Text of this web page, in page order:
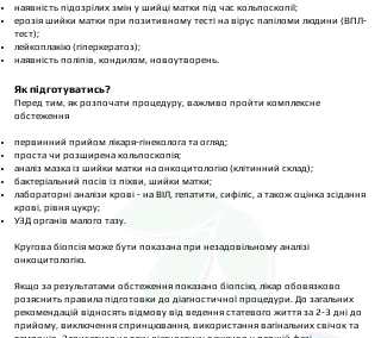
наявність підозрілих змін у шийці матки під час кольпоскопії;
ерозія шийки матки при позитивному тесті на вірус папіломи людини (ВПЛ-
тест);
лейкоплакію (гіперкератоз);
наявність поліпів, кондилом, новоутворень.
Як підготуватись?
Перед тим, як розпочати процедуру, важливо пройти комплексне
обстеження
первинний прийом лікаря-гінеколога та огляд;
проста чи розширена кольпоскопія;
аналіз мазка із шийки матки на онкоцитологію (клітинний склад);
бактеріальний посів із піхви, шийки матки;
лабораторні аналізи крові - на ВІЛ, гепатити, сифіліс, а також оцінка зсідання
крові, рівня цукру;
УЗД органів малого тазу.
Кругова біопсія може бути показана при незадовільному аналізі
онкоцитологію.
Якщо за результатами обстеження показано біопсію, лікар обовязково
розяснить правила підготовки до діагностичної процедури. До загальних
рекомендацій відносять відмову від ведення статевого життя за 2-3 дні до
прийому, виключення спринцювання, використання вагінальних свічок та